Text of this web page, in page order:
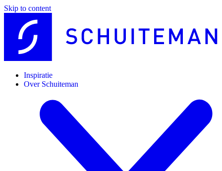
Skip to content
Inspiratie
Over Schuiteman